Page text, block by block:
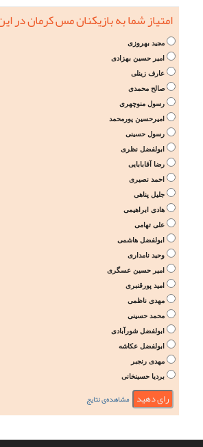
امتیاز شما به بازیکنان مس کرمان در
مجید بهروزی
امیر حسین بهزادی
عارف زینلی
صالح محمدی
رسول منوچهری
امیرحسین پورمحمد
رسول حسینی
ابولفضل نظری
رضا آقابابایی
احمد نصیری
جلیل پناهی
هادی ابراهیمی
علی تهامی
ابولفضل هاشمی
وحید نامداری
امیر حسین عسگری
امید پورقنبری
مهدی ناظمی
محمد حسینی
ابولفضل شورآبادی
ابولفضل عکاشه
مهدی رنجبر
بردیا حسینخانی
مشاهده‌ی نتایج